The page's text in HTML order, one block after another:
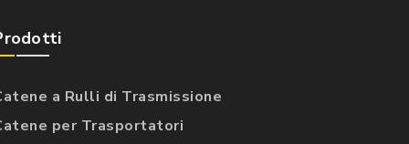
a Rulli di Trasmissione
per Trasportatori